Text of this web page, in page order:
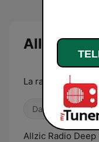
Allzic
La radio
Danse / EDM
Allzic Radio